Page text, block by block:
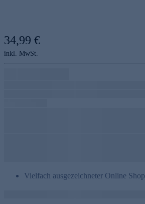
34,99 €
inkl. MwSt.
Vielfach ausgezeichneter Online Shop